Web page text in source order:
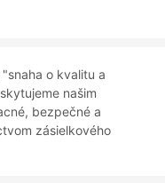
o kvalitu a
našim
bezpečné a
zásielkového